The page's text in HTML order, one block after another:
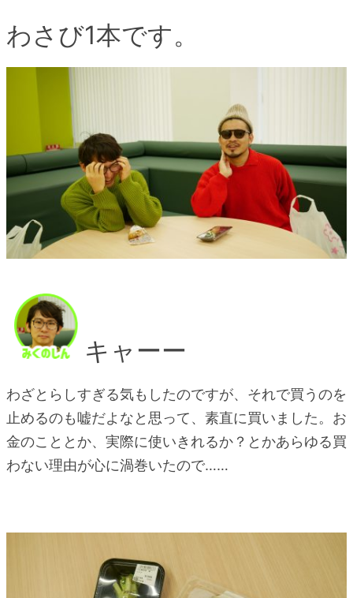
わさび1本です。
キャーー
わざとらしすぎる気もしたのですが、それで買うのを
止めるのも嘘だよなと思って、素直に買いました。お
金のこととか、実際に使いきれるか？とかあらゆる買
わない理由が心に渦巻いたので……